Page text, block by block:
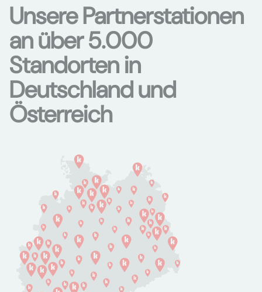
Unsere Partnerstationen
an über 5.000
Standorten in
Deutschland und
Österreich